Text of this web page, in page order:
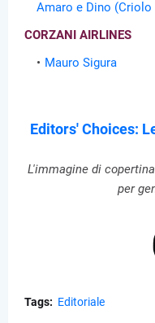
Amaro e Dino (Criolo
CORZANI AIRLINES
Mauro Sigura
Editors' Choices:
L'immagine di
per
Tags: Editoriale